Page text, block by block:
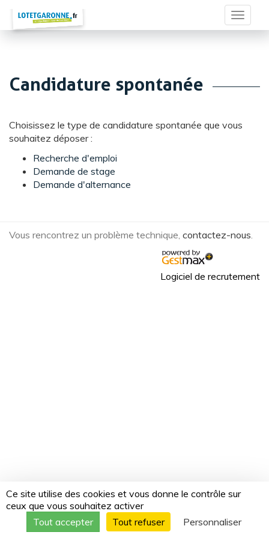
Candidature spontanée
Choisissez le type de candidature spontanée que vous
souhaitez déposer :
Recherche d'emploi
Demande de stage
Demande d'alternance
Vous rencontrez un problème technique, contactez-nous.
Logiciel de recrutement
Ce site utilise des cookies et vous donne le contrôle sur
ceux que vous souhaitez activer
Tout accepter
Tout refuser Personnaliser